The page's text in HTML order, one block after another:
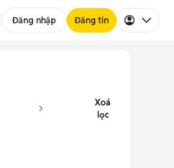
Đăng nhập Đăng tin
Xoá
lọc